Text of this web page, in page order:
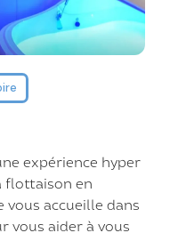
expérience hyper
flottaison en
vous accueille dans
vous aider à vous